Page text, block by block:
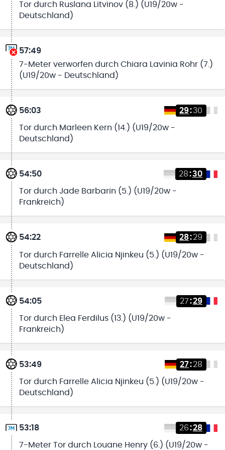
Tor durch Ruslana Litvinov (8.) (U19/20w -
Deutschland)
57:49
7-Meter verworfen durch Chiara Lavinia Rohr (7.)
(U19/20w - Deutschland)
56:03 29:30
Tor durch Marleen Kern (14.) (U19/20w -
Deutschland)
54:50 28:30
Tor durch Jade Barbarin (5.) (U19/20w -
Frankreich)
54:22 28:29
Tor durch Farrelle Alicia Njinkeu (5.) (U19/20w -
Deutschland)
54:05 27:29
Tor durch Elea Ferdilus (13.) (U19/20w -
Frankreich)
53:49 27:28
Tor durch Farrelle Alicia Njinkeu (5.) (U19/20w -
Deutschland)
53:18 26:28
7-Meter Tor durch Louane Henry (6.) (U19/20w -